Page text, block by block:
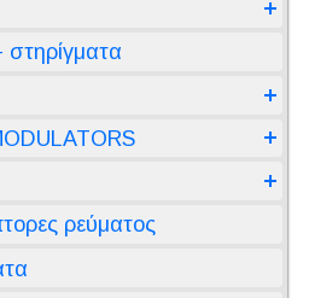
ρεύματος